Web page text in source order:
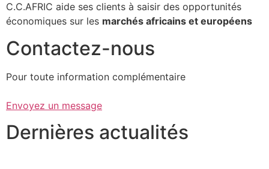
C.C.AFRIC aide ses clients à saisir des opportunités
économiques sur les marchés africains et européens
Contactez-nous
Pour toute information complémentaire
Envoyez un message
Dernières actualités